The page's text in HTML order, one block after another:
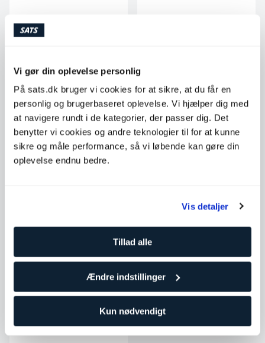
Vi gør din oplevelse personlig
På sats.dk bruger vi cookies for at sikre, at du får en
personlig og brugerbaseret oplevelse. Vi hjælper dig med
at navigere rundt i de kategorier, der passer dig. Det
benytter vi cookies og andre teknologier til for at kunne
sikre og måle performance, så vi løbende kan gøre din
oplevelse endnu bedre.
Vis detaljer
Tillad alle
Ændre indstillinger
Kun nødvendigt
Derfor bør du
træne sammen
med andre
11 tips til dig, der
gerne vil komme i
gang med
træningen
Sådan får du nye,
Træningstips
som faktisk får